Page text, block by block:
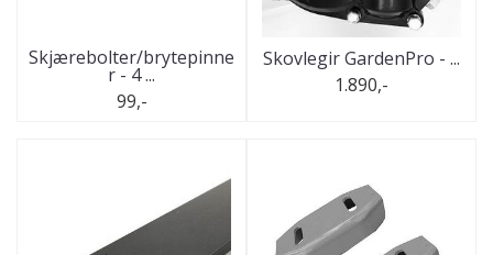
Skjærebolter/brytepinne
r - 4 ...
99,-
Skovlegir GardenPro - ...
1.890,-